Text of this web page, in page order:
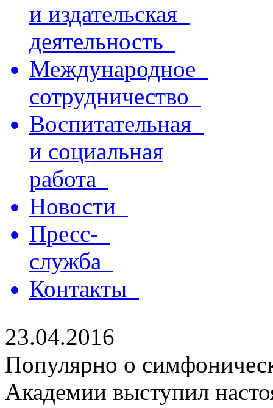
и издательская
деятельность
Международное
сотрудничество
Воспитательная
и социальная
работа
Новости
Пресс-
служба
Контакты
23.04.2016
Популярно о
Академии выступил